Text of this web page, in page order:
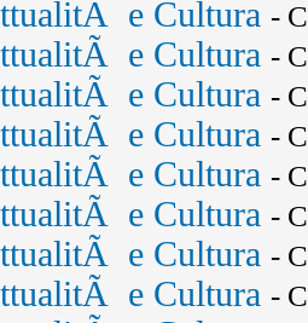
e Cultura -
e Cultura -
e Cultura -
e Cultura -
e Cultura -
e Cultura -
e Cultura -
e Cultura -